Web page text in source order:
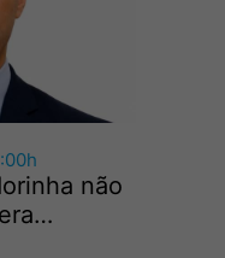
não